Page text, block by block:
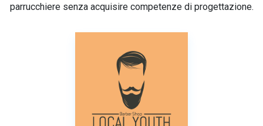
parrucchiere senza acquisire competenze di progettazione.